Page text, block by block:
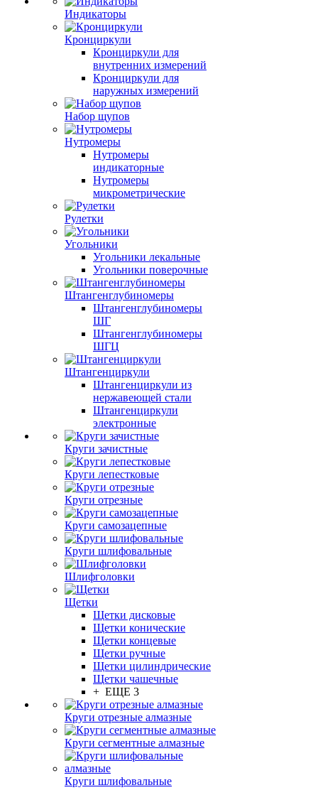
Индикаторы
Кронциркули
Кронциркули для
внутренних измерений
Кронциркули для
наружных измерений
Набор щупов
Нутромеры
Нутромеры
индикаторные
Нутромеры
микрометрические
Рулетки
Угольники
Угольники лекальные
Угольники поверочные
Штангенглубиномеры
Штангенглубиномеры
ШГ
Штангенглубиномеры
ШГЦ
Штангенциркули
Штангенциркули из
нержавеющей стали
Штангенциркули
электронные
Круги зачистные
Круги лепестковые
Круги отрезные
Круги самозацепные
Круги шлифовальные
Шлифголовки
Щетки
Щетки дисковые
Щетки конические
Щетки концевые
Щетки ручные
Щетки цилиндрические
Щетки чашечные
+ ЕЩЕ 3
Круги отрезные алмазные
Круги сегментные алмазные
Круги шлифовальные